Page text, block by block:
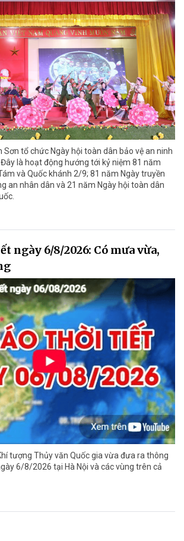
Sơn tổ chức Ngày hội toàn dân bảo vệ an ninh
là hoạt động hướng tới kỷ niệm 81 năm
và Quốc khánh 2/9; 81 năm Ngày truyền
an nhân dân và 21 năm Ngày hội toàn dân
ngày 6/8/2026: Có mưa vừa,
tượng Thủy văn Quốc gia vừa đưa ra thông
6/8/2026 tại Hà Nội và các vùng trên cả